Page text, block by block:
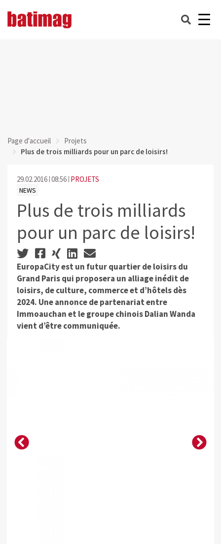
Page d'accueil
Projets
Plus de trois milliards pour un parc de loisirs!
29.02.2016 08:56 PROJETS
NEWS
Plus de trois milliards
pour un parc de loisirs!
EuropaCity est un futur quartier de loisirs du
Grand Paris qui proposera un alliage inédit de
loisirs, de culture, commerce et d’hôtels dès
2024. Une annonce de partenariat entre
Immoauchan et le groupe chinois Dalian Wanda
vient d’être communiquée.